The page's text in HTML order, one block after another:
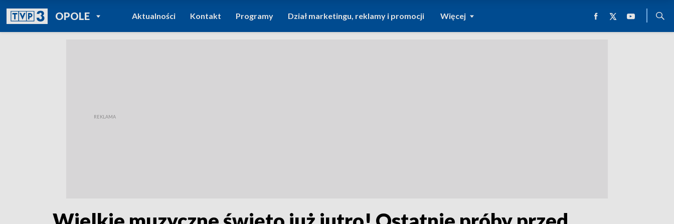
OPOLEPOWRÓT DO
TVP REGIONY
Aktualności Kontakt Programy Dział marketingu, reklamy i promocji Więcej